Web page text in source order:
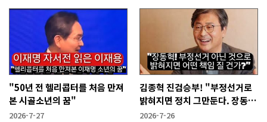
"50년 전 헬리콥터를 처음 만져
본 시골소년의 꿈"
2026-7-27
김종혁 진검승부! "부정선거로
밝혀지면 정치 그만둔다. 장동혁
당신들은?"
2026-7-26